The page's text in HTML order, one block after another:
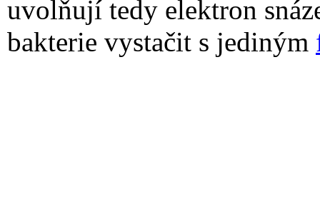
uvolňují tedy elektron
bakterie vystačit s jediným